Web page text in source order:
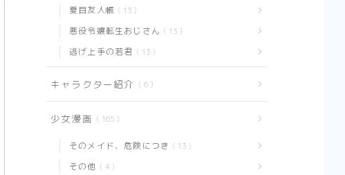
わ姫様】可愛らしい二人
らしいお家の癒やし漫画
【異剣戦記ヴェルンディ
オ】ほんわかしつつも壮
【Helck】史上最高の超
夏目友人帳 13
悪役令嬢転生おじさん 13
逃げ上手の若君 13
キャラクター紹介 6
少女漫画 165
そのメイド、危険につき 13
その他 4